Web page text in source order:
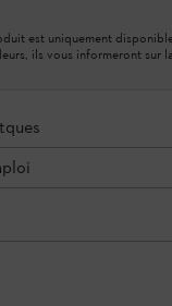
est uniquement
ils vous informeront sur